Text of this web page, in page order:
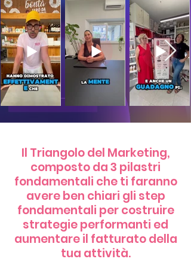
Il Triangolo del Marketing,
composto da 3 pilastri
fondamentali che ti faranno
avere ben chiari gli step
fondamentali per costruire
strategie performanti ed
aumentare il fatturato della
tua attività.